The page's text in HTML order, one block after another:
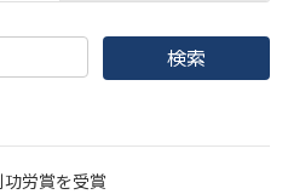
労賞を受賞